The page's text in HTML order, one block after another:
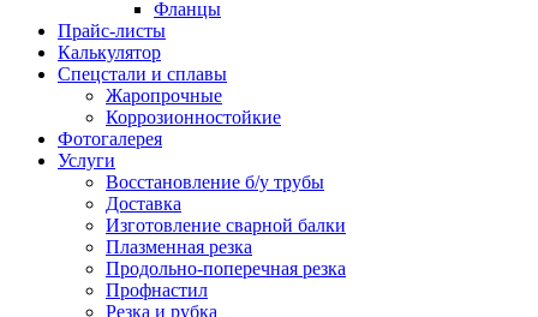
Фланцы
Прайс-листы
Калькулятор
Спецстали и сплавы
Жаропрочные
Коррозионностойкие
Фотогалерея
Услуги
Восстановление б/у трубы
Доставка
Изготовление сварной балки
Плазменная резка
Продольно-поперечная резка
Профнастил
Резка и рубка